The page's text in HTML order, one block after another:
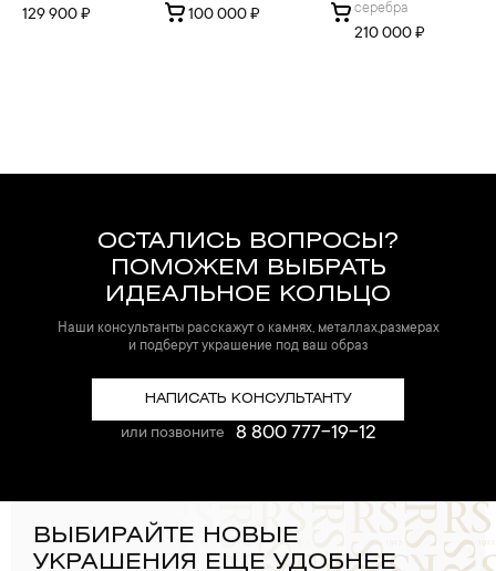
129 900 ₽ 100 000 ₽
серебра
210 000 ₽
ОСТАЛИСЬ ВОПРОСЫ?
ПОМОЖЕМ ВЫБРАТЬ
ИДЕАЛЬНОЕ КОЛЬЦО
Наши консультанты расскажут о камнях, металлах,размерах
и подберут украшение под ваш образ
НАПИСАТЬ КОНСУЛЬТАНТУ
или позвоните 8 800 777-19-12
ВЫБИРАЙТЕ НОВЫЕ
УКРАШЕНИЯ ЕЩЕ УДОБНЕЕ